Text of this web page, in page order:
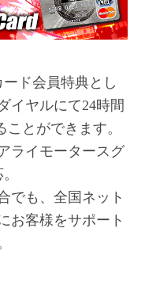
ド会員特典とし
イヤルにて24時間
とができます。
ライモータースグ
でも、全国ネット
お客様をサポート